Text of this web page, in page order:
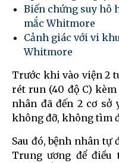
Biến chứng suy hô
mắc Whitmore
Cảnh giác với vi
Whitmore
Trước khi vào viện 2
rét run (40 độ C)
nhân đã đến 2 cơ
không đỡ, không tìm
Sau đó, bệnh nhân tự
Trung ương để